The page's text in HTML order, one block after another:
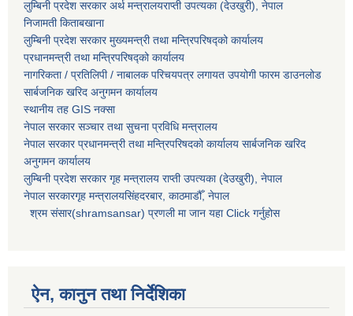
लुम्बिनी प्रदेश सरकार अर्थ मन्त्रालयराप्ती उपत्यका (देउखुरी), नेपाल
निजामती किताबखाना
लुम्बिनी प्रदेश सरकार मुख्यमन्त्री तथा मन्त्रिपरिषद्को कार्यालय
प्रधानमन्त्री तथा मन्त्रिपरिषद्को कार्यालय
नागरिकता / प्रतिलिपी / नाबालक परिचयपत्र लगायत उपयोगी फारम डाउनलोड
सार्बजनिक खरिद अनुगमन कार्यालय
स्थानीय तह GIS नक्सा
नेपाल सरकारसञ्चार तथा सुचना प्रविधि मन्त्रालय
नेपाल सरकार प्रधानमन्त्री तथा मन्त्रिपरिषदको कार्यालय सार्बजनिक खरिद
अनुगमन कार्यालय
लुम्बिनी प्रदेश सरकार गृह मन्त्रालय राप्ती उपत्यका (देउखुरी), नेपाल
नेपाल सरकारगृह मन्त्रालयसिंहदरबार, काठमाडौँ, नेपाल
श्रम संसार(shramsansar) प्रणली मा जान यहा Click गर्नुहोस
ऐन, कानुन तथा निर्देशिका